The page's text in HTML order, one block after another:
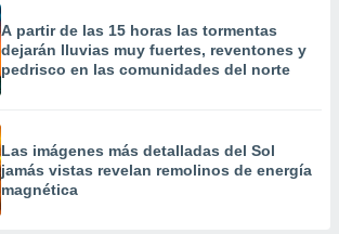
A partir de las 15 horas las tormentas
dejarán lluvias muy fuertes, reventones y
pedrisco en las comunidades del norte
Las imágenes más detalladas del Sol
jamás vistas revelan remolinos de energía
magnética